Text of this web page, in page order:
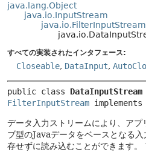
java.lang.Object
java.io.InputStream
java.io.FilterInputStream
すべての実装されたインタフェース:
Closeable, DataInput,
public class DataInputStream
FilterInputStream implements
データ入力ストリームにより、アプ
ブ型のJavaデータをベースとなる
存せずに読み込むことができます。